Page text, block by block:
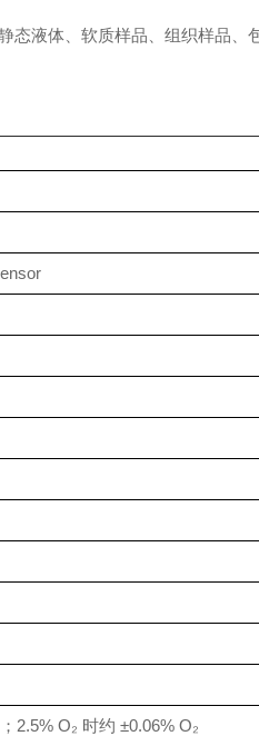
态液体、软质样品、组织样品
2.5% O₂ 时约 ±0.06% O₂